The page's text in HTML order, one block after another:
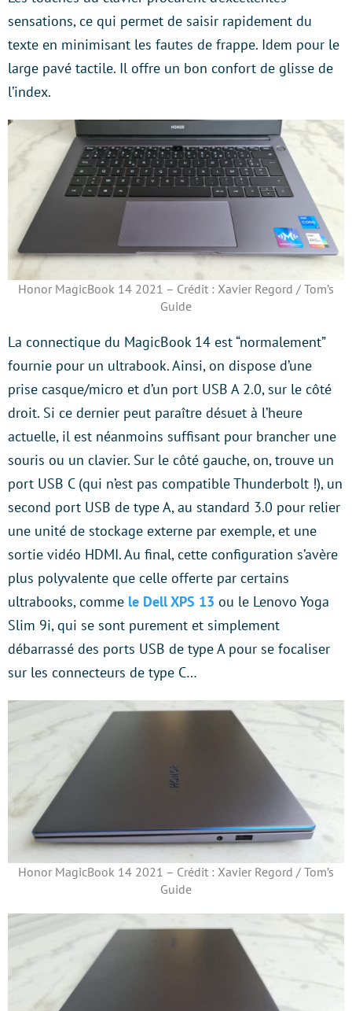
sensations, ce qui permet de saisir rapidement du
texte en minimisant les fautes de frappe. Idem pour le
large pavé tactile. Il offre un bon confort de glisse de
l’index.
Honor MagicBook 14 2021 – Crédit : Xavier Regord / Tom’s
Guide
La connectique du MagicBook 14 est “normalement”
fournie pour un ultrabook. Ainsi, on dispose d’une
prise casque/micro et d’un port USB A 2.0, sur le côté
droit. Si ce dernier peut paraître désuet à l’heure
actuelle, il est néanmoins suffisant pour brancher une
souris ou un clavier. Sur le côté gauche, on, trouve un
port USB C (qui n’est pas compatible Thunderbolt !), un
second port USB de type A, au standard 3.0 pour relier
une unité de stockage externe par exemple, et une
sortie vidéo HDMI. Au final, cette configuration s’avère
plus polyvalente que celle offerte par certains
ultrabooks, comme le Dell XPS 13 ou le Lenovo Yoga
Slim 9i, qui se sont purement et simplement
débarrassé des ports USB de type A pour se focaliser
sur les connecteurs de type C…
Honor MagicBook 14 2021 – Crédit : Xavier Regord / Tom’s
Guide